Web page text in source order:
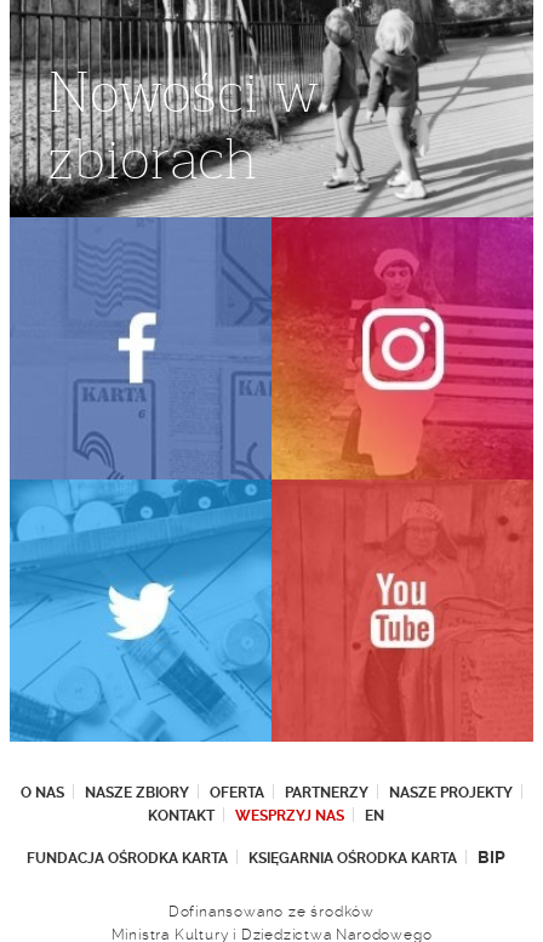
Nowości w
zbiorach
O NAS NASZE ZBIORY OFERTA PARTNERZY
NASZE PROJEKTY
KONTAKT
WESPRZYJ NAS EN
FUNDACJA OŚRODKA KARTA KSIĘGARNIA OŚRODKA KARTA BIP
Dofinansowano ze środków
Ministra Kultury i Dziedzictwa Narodowego